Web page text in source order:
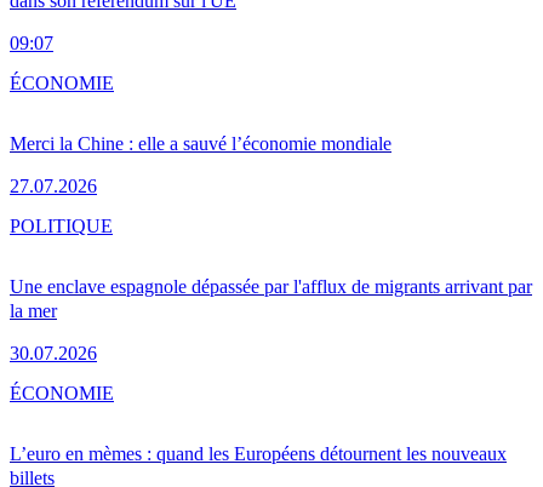
09:07
Merci la Chine : elle a sauvé l’économie mondiale
27.07.2026
ÉCONOMIE
Une enclave espagnole dépassée par l'afflux de migrants arrivant par
la mer
30.07.2026
POLITIQUE
L’euro en mèmes : quand les Européens détournent les nouveaux
billets
ÉCONOMIE